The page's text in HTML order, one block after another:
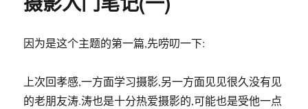
的老朋友涛.涛也是十分热爱摄影的,可能也是受他一点
一个卡片机,当然现在已经给家里人在用了,之前一直对
虑买个长焦机,看了好多好多,但是毕竟毕业不久手头资
金有限,最后一直没出手,然后6月份的时候,想了又想,本